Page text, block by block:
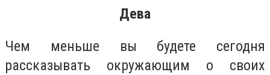
Дева
Чем меньше вы будете сегодня
рассказывать окружающим о своих